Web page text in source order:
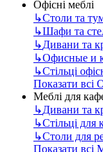
Офісні меблі
↳Столи та
↳Шафи та
↳Дивани та
↳Офисные и
↳Стільці
Показати всі
Меблі для
↳Дивани та
↳Стільці для
↳Столи для
Показати всі